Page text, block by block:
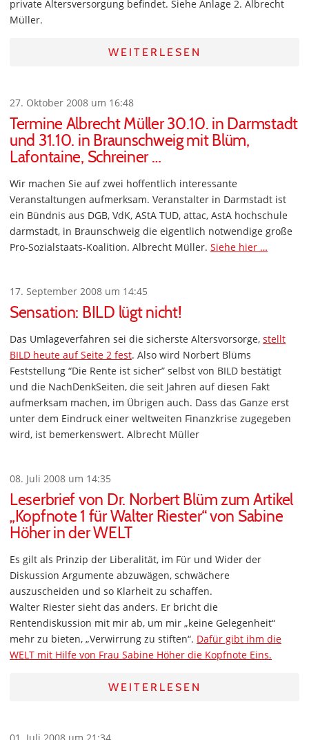
private Altersversorgung befindet. Siehe Anlage 2. Albrecht
Müller.
WEITERLESEN
27. Oktober 2008 um 16:48
Termine Albrecht Müller 30.10. in Darmstadt
und 31.10. in Braunschweig mit Blüm,
Lafontaine, Schreiner …
Wir machen Sie auf zwei hoffentlich interessante
Veranstaltungen aufmerksam. Veranstalter in Darmstadt ist
ein Bündnis aus DGB, VdK, AStA TUD, attac, AstA hochschule
darmstadt, in Braunschweig die eigentlich notwendige große
Pro-Sozialstaats-Koalition. Albrecht Müller. Siehe hier …
17. September 2008 um 14:45
Sensation: BILD lügt nicht!
Das Umlageverfahren sei die sicherste Altersvorsorge, stellt
BILD heute auf Seite 2 fest. Also wird Norbert Blüms
Feststellung “Die Rente ist sicher” selbst von BILD bestätigt
und die NachDenkSeiten, die seit Jahren auf diesen Fakt
aufmerksam machen, im Übrigen auch. Dass das Ganze erst
unter dem Eindruck einer weltweiten Finanzkrise zugegeben
wird, ist bemerkenswert. Albrecht Müller
08. Juli 2008 um 14:35
Leserbrief von Dr. Norbert Blüm zum Artikel
„Kopfnote 1 für Walter Riester“ von Sabine
Höher in der WELT
Es gilt als Prinzip der Liberalität, im Für und Wider der
Diskussion Argumente abzuwägen, schwächere
auszuscheiden und so Klarheit zu schaffen.
Walter Riester sieht das anders. Er bricht die
Rentendiskussion mit mir ab, um mir „keine Gelegenheit“
mehr zu bieten, „Verwirrung zu stiften“. Dafür gibt ihm die
WELT mit Hilfe von Frau Sabine Höher die Kopfnote Eins.
WEITERLESEN